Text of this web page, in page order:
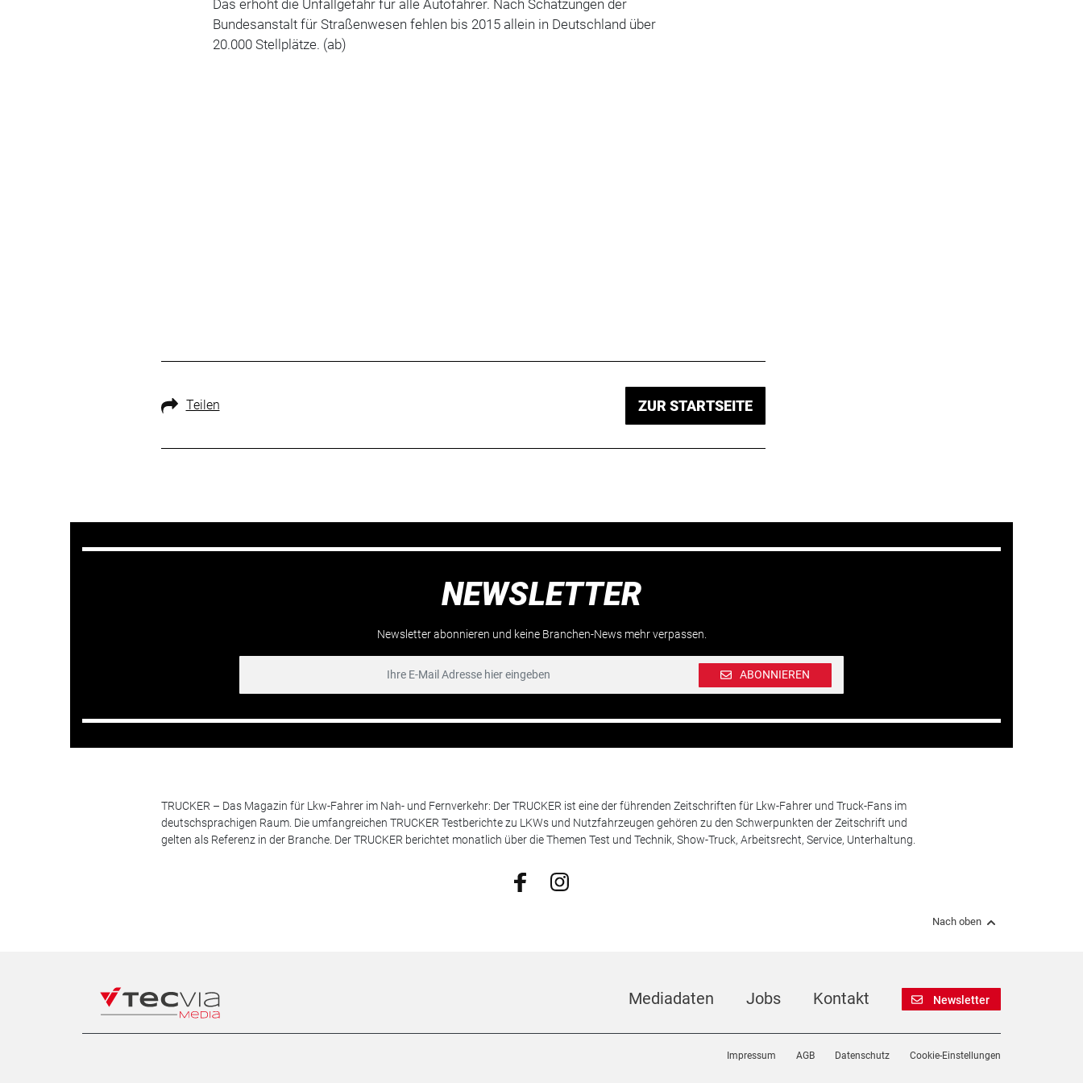
Das erhöht die Unfallgefahr für alle Autofahrer. Nach Schätzungen der
Bundesanstalt für Straßenwesen fehlen bis 2015 allein in Deutschland über
20.000 Stellplätze. (ab)
Teilen ZUR STARTSEITE
NEWSLETTER
Newsletter abonnieren und keine Branchen-News mehr verpassen.
ABONNIEREN
TRUCKER – Das Magazin für Lkw-Fahrer im Nah- und Fernverkehr: Der TRUCKER ist eine der führenden Zeitschriften für Lkw-Fahrer und Truck-Fans im
deutschsprachigen Raum. Die umfangreichen TRUCKER Testberichte zu LKWs und Nutzfahrzeugen gehören zu den Schwerpunkten der Zeitschrift und
gelten als Referenz in der Branche. Der TRUCKER berichtet monatlich über die Themen Test und Technik, Show-Truck, Arbeitsrecht, Service, Unterhaltung.
Nach oben
Mediadaten Jobs Kontakt Newsletter
Impressum AGB Datenschutz Cookie-Einstellungen